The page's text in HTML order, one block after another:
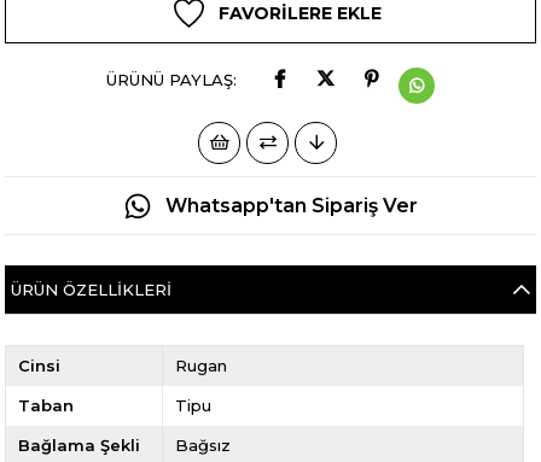
FAVORILERE EKLE
ÜRÜNÜ PAYLAŞ:
Whatsapp'tan Sipariş Ver
ÜRÜN ÖZELLIKLERI
Cinsi Rugan
Taban Tipu
Bağlama Şekli Bağsız